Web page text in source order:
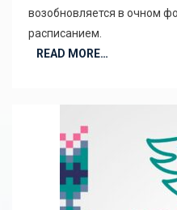
возобновляется в очном
расписанием.
READ MORE…